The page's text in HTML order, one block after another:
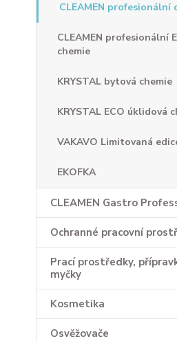
CLEAMEN profesionální
CLEAMEN profesionální
chemie
KRYSTAL bytová chemie
KRYSTAL ECO úklidová
VAKAVO Limitovaná
EKOFKA
CLEAMEN Gastro
Ochranné pracovní
Prací prostředky,
myčky
Kosmetika
Osvěžovače